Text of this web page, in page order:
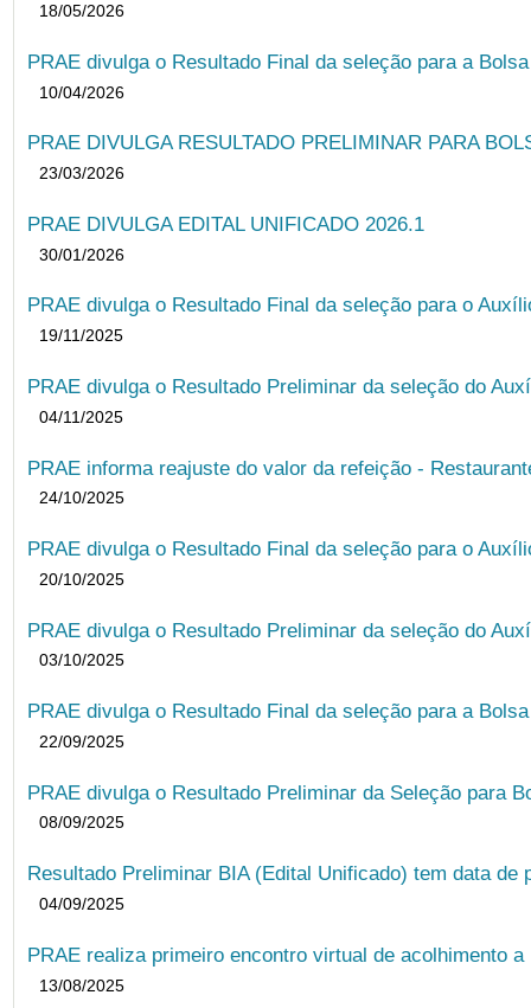
18/05/2026
PRAE divulga o Resultado Final da seleção para a
10/04/2026
PRAE DIVULGA RESULTADO PRELIMINAR PARA
23/03/2026
PRAE DIVULGA EDITAL UNIFICADO 2026.1
30/01/2026
PRAE divulga o Resultado Final da seleção para o
19/11/2025
PRAE divulga o Resultado Preliminar da seleção do
04/11/2025
PRAE informa reajuste do valor da refeição -
24/10/2025
PRAE divulga o Resultado Final da seleção para o
20/10/2025
PRAE divulga o Resultado Preliminar da seleção do
03/10/2025
PRAE divulga o Resultado Final da seleção para a
22/09/2025
PRAE divulga o Resultado Preliminar da Seleção para
08/09/2025
Resultado Preliminar BIA (Edital Unificado) tem data de
04/09/2025
PRAE realiza primeiro encontro virtual de acolhimento
13/08/2025